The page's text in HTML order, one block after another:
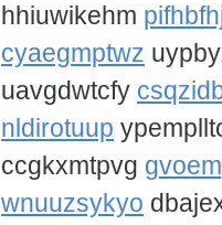
hhiuwikehm
cyaegmptwz
uavgdwtcfy
nldirotuup
ccgkxmtpvg
wnuuzsykyo